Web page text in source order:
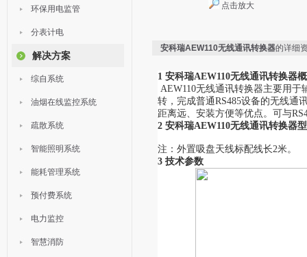
环保用电监管
分表计电
解决方案
综自系统
油烟在线监控系统
疏散系统
智能照明系统
能耗管理系统
预付费系统
电力监控
智慧消防
点击放大
安科瑞AEW110无线通讯转换器的详细
1 安科瑞AEW110无线通讯转换器
AEW110无线通讯转换器主要用于
转，完成普通RS485设备的无线通
距离远、安装方便等优点。可与
2 安科瑞AEW110无线通讯转换器
注：外置吸盘天线标配线长2米。
3 技术参数